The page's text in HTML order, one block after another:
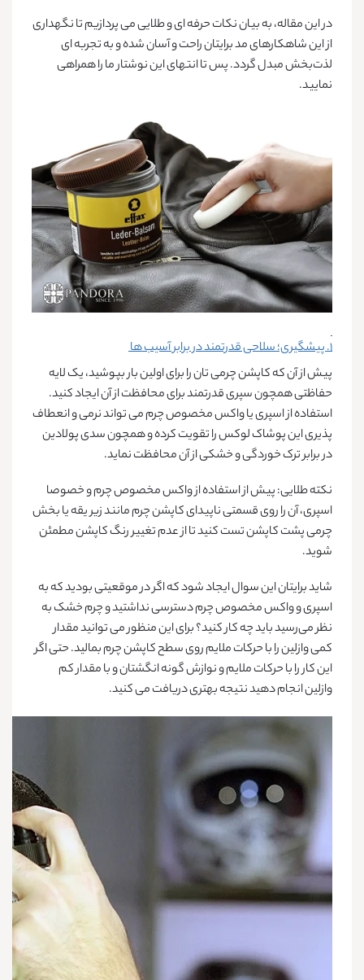
در این مقاله، به بیان نکات حرفه ای و طلایی می پردازیم تا نگهداری
از این شاهکارهای مد برایتان راحت و آسان شده و به تجربه ‌ای
لذت‌بخش مبدل گردد. پس تا انتهای این نوشتار ما را همراهی
نمایید.
۱. پیشگیری؛ سلاحی قدرتمند در برابر آسیب ‌ها
پیش از آن که کاپشن چرمی ‌تان را برای اولین بار بپوشید، یک لایه
حفاظتی همچون سپری قدرتمند برای محافظت از آن ایجاد کنید.
استفاده از اسپری یا واکس مخصوص چرم می تواند نرمی و انعطاف
پذیری این پوشاک لوکس را تقویت کرده و همچون سدی پولادین
در برابر ترک‌ خوردگی و خشکی از آن محافظت نماید.
نکته طلایی:پیش از استفاده از واکس مخصوص چرم و خصوصا
اسپری، آن را روی قسمتی ناپیدای کاپشن چرم مانند زیر یقه یا بخش
چرمی پشت کاپشن تست کنید تا از عدم تغییر رنگ کاپشن مطمئن
شوید.
شاید برایتان این سوال ایجاد شود که اگر در موقعیتی بودید که به
اسپری و واکس مخصوص چرم دسترسی نداشتید و چرم خشک به
نظر می‌رسید باید چه کار کنید؟ برای این منظور می توانید مقدار
کمی وازلین را با حرکات ملایم روی سطح کاپشن چرم بمالید. حتی اگر
این کار را با حرکات ملایم و نوازش گونه انگشتان و با مقدار کم
وازلین انجام دهید نتیجه بهتری دریافت می کنید.